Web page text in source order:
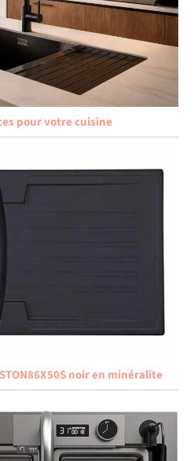
pour votre cuisine
noir en minéralite